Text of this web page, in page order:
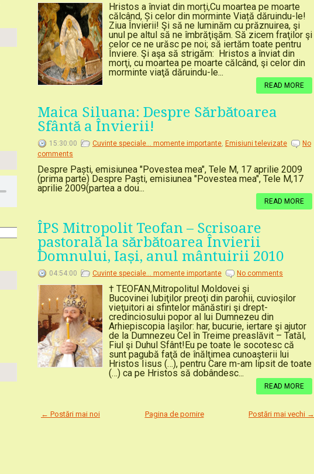
Hristos a înviat din morți,Cu moartea pe moarte
călcând, Și celor din morminte Viață dăruindu-le!
Ziua Învierii! Şi să ne luminăm cu prăznuirea, şi
unul pe altul să ne îmbrăţişăm. Să zicem fraţilor şi
celor ce ne urăsc pe noi; să iertăm toate pentru
Înviere. Şi aşa să strigăm: Hristos a înviat din
morţi, cu moartea pe moarte călcând, şi celor din
morminte viaţă dăruindu-le...
READ MORE
Maica Siluana: Despre Sărbătoarea
Sfântă a Învierii!
15:30:00 Cuvinte speciale... momente importante, Emisiuni televizate
No
comments
Despre Paști, emisiunea "Povestea mea", Tele M, 17 aprilie 2009
(prima parte) Despre Paști, emisiunea "Povestea mea", Tele M,17
aprilie 2009(partea a dou...
READ MORE
ÎPS Mitropolit Teofan – Scrisoare
pastorală la sărbătoarea Învierii
Domnului, Iași, anul mântuirii 2010
04:54:00 Cuvinte speciale... momente importante No comments
† TEOFAN,Mitropolitul Moldovei şi
Bucovinei Iubiţilor preoţi din parohii, cuvioşilor
vieţuitori ai sfintelor mănăstiri şi drept-
credinciosului popor al lui Dumnezeu din
Arhiepiscopia Iaşilor: har, bucurie, iertare şi ajutor
de la Dumnezeu Cel în Treime preaslăvit – Tatăl,
Fiul şi Duhul Sfânt!Eu pe toate le socotesc că
sunt pagubă faţă de înălţimea cunoaşterii lui
Hristos Iisus (…), pentru Care m-am lipsit de toate
(…) ca pe Hristos să dobândesc...
READ MORE
← Postări mai noi Postări mai vechi →
Pagina de pornire